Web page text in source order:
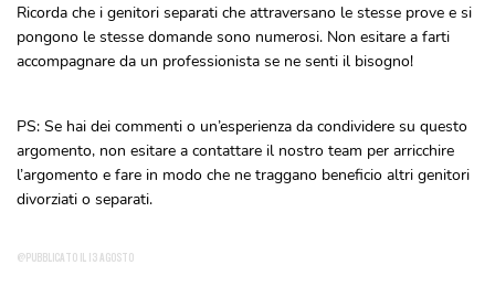
Ricorda che i genitori separati che attraversano le stesse prove e si
pongono le stesse domande sono numerosi. Non esitare a farti
accompagnare da un professionista se ne senti il bisogno!
PS: Se hai dei commenti o un’esperienza da condividere su questo
argomento, non esitare a contattare il nostro team per arricchire
l’argomento e fare in modo che ne traggano beneficio altri genitori
divorziati o separati.
@PUBBLICATO IL 13 AGOSTO